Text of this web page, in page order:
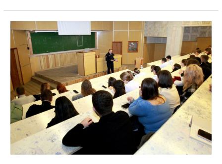
федеральном
университете
прошел
круглый
стол
рамках
Международного
межрелигиозного
молодежного
форума